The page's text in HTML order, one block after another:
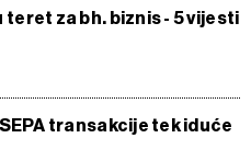
za bh. biznis - 5 vijesti
transakcije tek iduće